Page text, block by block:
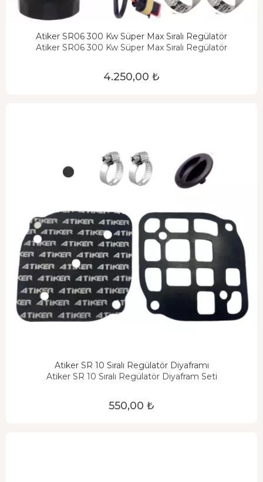
Atiker SR06 300 Kw Süper Max Sıralı Regülatör
Atiker SR06 300 Kw Süper Max Sıralı Regülatör
4.250,00 ₺
Atiker SR 10 Sıralı Regülatör Diyaframı
Atiker SR 10 Sıralı Regülatör Diyafram Seti
550,00 ₺